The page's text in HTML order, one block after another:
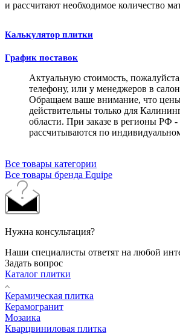
и рассчитают необходимое количество
Калькулятор плитки
График поставок
Актуальную стоимость,
телефону, или у менеджеров в
Обращаем ваше внимание, что
действительны только для
области. При заказе в регионы РФ
рассчитываются по
Все товары категории
Все товары бренда Equipe
Нужна консультация?
Наши специалисты ответят на любой
Задать вопрос
Каталог плитки
Керамическая плитка
Керамогранит
Мозаика
Кварцвиниловая плитка